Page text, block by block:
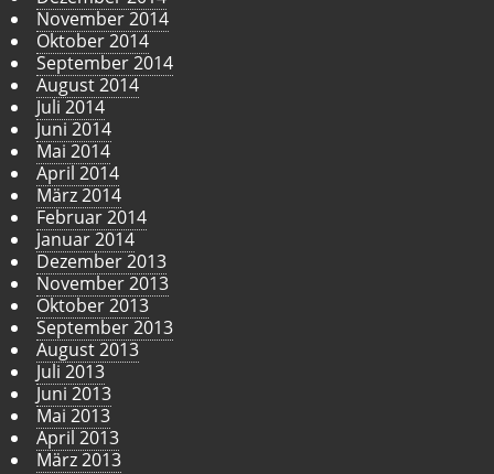
November 2014
Oktober 2014
September 2014
August 2014
Juli 2014
Juni 2014
Mai 2014
April 2014
März 2014
Februar 2014
Januar 2014
Dezember 2013
November 2013
Oktober 2013
September 2013
August 2013
Juli 2013
Juni 2013
Mai 2013
April 2013
März 2013